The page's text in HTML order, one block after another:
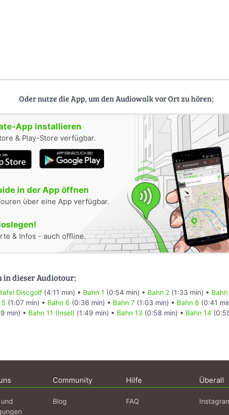
Oder nutze die App, um den Audiowalk vor Ort zu hören:
App installieren
& Play-Store verfügbar.
in der App öffnen
über eine App verfügbar.
& Infos - auch offline.
in dieser Audiotour:
Discgolf (4:11 min) • Bahn 1 (0:54 min) • Bahn 2 (1:33 min) •
5 (1:07 min) • Bahn 6 (0:36 min) • Bahn 7 (1:03 min) • Bahn 8 (0:41
min) • Bahn 11 (Insel) (1:49 min) • Bahn 13 (0:58 min) • Bahn 14
Community
Blog
Hilfe
FAQ
Überall